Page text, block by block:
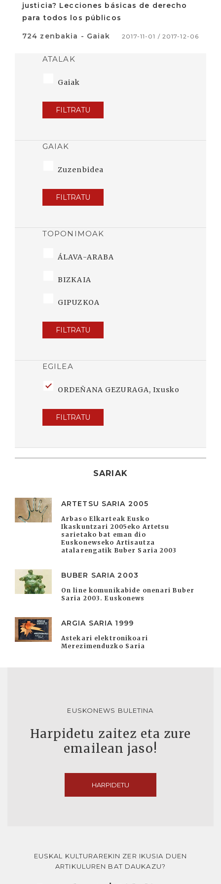
justicia? Lecciones básicas de derecho
para todos los públicos
724 zenbakia - Gaiak 2017-11-01 / 2017-12-06
ATALAK
Gaiak
FILTRATU
GAIAK
Zuzenbidea
FILTRATU
TOPONIMOAK
ÁLAVA-ARABA
BIZKAIA
GIPUZKOA
FILTRATU
EGILEA
ORDEÑANA GEZURAGA, Ixusko
FILTRATU
SARIAK
ARTETSU SARIA 2005
Arbaso Elkarteak Eusko
Ikaskuntzari 2005eko Artetsu
sarietako bat eman dio
Euskonewseko Artisautza
atalarengatik Buber Saria 2003
BUBER SARIA 2003
On line komunikabide onenari Buber
Saria 2003. Euskonews
ARGIA SARIA 1999
Astekari elektronikoari
Merezimenduzko Saria
EUSKONEWS BULETINA
Harpidetu zaitez eta zure
emailean jaso!
HARPIDETU
EUSKAL KULTURAREKIN ZER IKUSIA DUEN
ARTIKULUREN BAT DAUKAZU?